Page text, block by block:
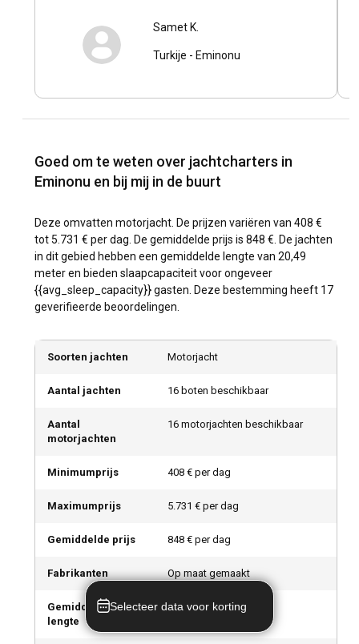
The staff on the boat was incredibly attentive and
polite, and everyone had an amazing time. We asked
Samet Bey to suggest a DJ, and he suggested Tania,
Samet K.
Turkije - Eminonu
Goed om te weten over jachtcharters in
Eminonu en bij mij in de buurt
Deze omvatten motorjacht. De prijzen variëren van 408 €
tot 5.731 € per dag. De gemiddelde prijs is 848 €. De jachten
in dit gebied hebben een gemiddelde lengte van 20,49
meter en bieden slaapcapaciteit voor ongeveer
{{avg_sleep_capacity}} gasten. Deze bestemming heeft 17
geverifieerde beoordelingen.
Soorten jachten Motorjacht
Aantal jachten 16 boten beschikbaar
Aantal
motorjachten
16 motorjachten beschikbaar
Minimumprijs 408 € per dag
Maximumprijs 5.731 € per dag
Gemiddelde prijs 848 € per dag
Fabrikanten Op maat gemaakt
Gemiddelde
lengte
20,49m ( 67,22ft)
Selecteer data voor korting